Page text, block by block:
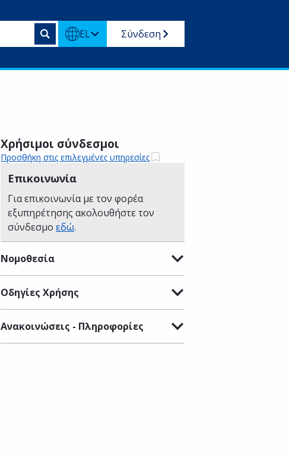
EL Σύνδεση
Χρήσιμοι σύνδεσμοι
Προσθήκη στις επιλεγμένες υπηρεσίες
Επικοινωνία
Για επικοινωνία με τον φορέα
εξυπηρέτησης ακολουθήστε τον
σύνδεσμο εδώ.
Νομοθεσία
Οδηγίες Χρήσης
Ανακοινώσεις - Πληροφορίες